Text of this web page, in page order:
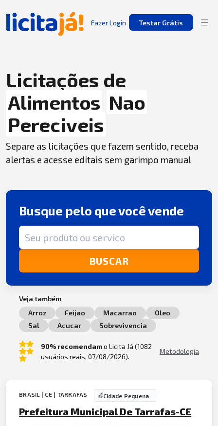
Fazer Login Testar Grátis
Licitações de
Alimentos Nao
Pereciveis
Separe as licitações que fazem sentido, receba
alertas e acesse editais sem garimpo manual
Busque pelo que você vende
Termo de busca
BUSCAR
Veja também
Arroz
Feijao Macarrao
Oleo
Sal
Acucar Sobrevivencia
90% recomendamo Licita Já (1082
usuários reais, 07/08/2026).
Metodologia
BRASIL | CE | TARRAFAS Cidade Pequena
Prefeitura Municipal De Tarrafas-CE